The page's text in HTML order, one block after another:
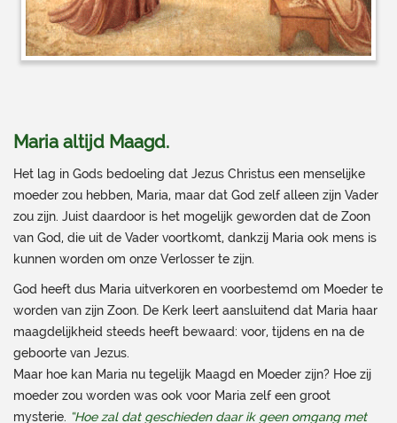
Maria altijd Maagd.
Het lag in Gods bedoeling dat Jezus Christus een menselijke
moeder zou hebben, Maria, maar dat God zelf alleen zijn Vader
zou zijn. Juist daardoor is het mogelijk geworden dat de Zoon
van God, die uit de Vader voortkomt, dankzij Maria ook mens is
kunnen worden om onze Verlosser te zijn.
God heeft dus Maria uitverkoren en voorbestemd om Moeder te
worden van zijn Zoon. De Kerk leert aansluitend dat Maria haar
maagdelijkheid steeds heeft bewaard: voor, tijdens en na de
geboorte van Jezus.
Maar hoe kan Maria nu tegelijk Maagd en Moeder zijn? Hoe zij
moeder zou worden was ook voor Maria zelf een groot
mysterie. “Hoe zal dat geschieden daar ik geen omgang met